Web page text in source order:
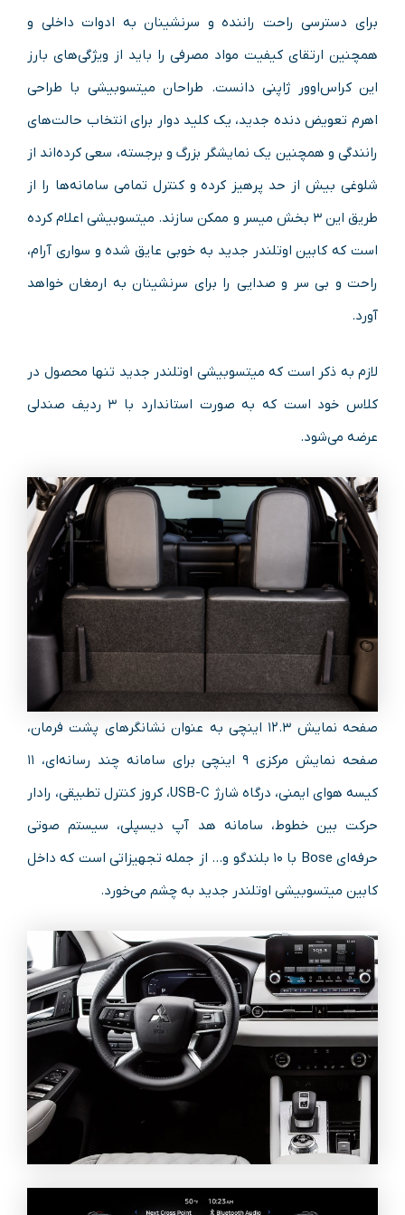
برای دسترسی راحت راننده و سرنشینان به ادوات داخلی و
همچنین ارتقای کیفیت مواد مصرفی را باید از ویژگی‌های بارز
این کراس‌اوور ژاپنی دانست. طراحان میتسوبیشی با طراحی
اهرم تعویض دنده جدید، یک کلید دوار برای انتخاب حالت‌های
رانندگی و همچنین یک نمایشگر بزرگ و برجسته، سعی کرده‌اند از
شلوغی بیش از حد پرهیز کرده و کنترل تمامی سامانه‌ها را از
طریق این ۳ بخش میسر و ممکن سازند. میتسوبیشی اعلام کرده
است که کابین اوتلندر جدید به خوبی عایق شده و سواری آرام،
راحت و بی سر و صدایی را برای سرنشینان به ارمغان خواهد
آورد.
لازم به ذکر است که میتسوبیشی اوتلندر جدید تنها محصول در
کلاس خود است که به صورت استاندارد با ۳ ردیف صندلی
عرضه می‌شود.
صفحه نمایش ۱۲.۳ اینچی به عنوان نشانگرهای پشت فرمان،
صفحه نمایش مرکزی ۹ اینچی برای سامانه چند رسانه‌ای، ۱۱
کیسه هوای ایمنی، درگاه شارژ USB-C، کروز کنترل تطبیقی، رادار
حرکت بین خطوط، سامانه هد آپ دیسپلی، سیستم صوتی
حرفه‌ای Bose با ۱۰ بلندگو و… از جمله تجهیزاتی است که داخل
کابین میتسوبیشی اوتلندر جدید به چشم می‌خورد.